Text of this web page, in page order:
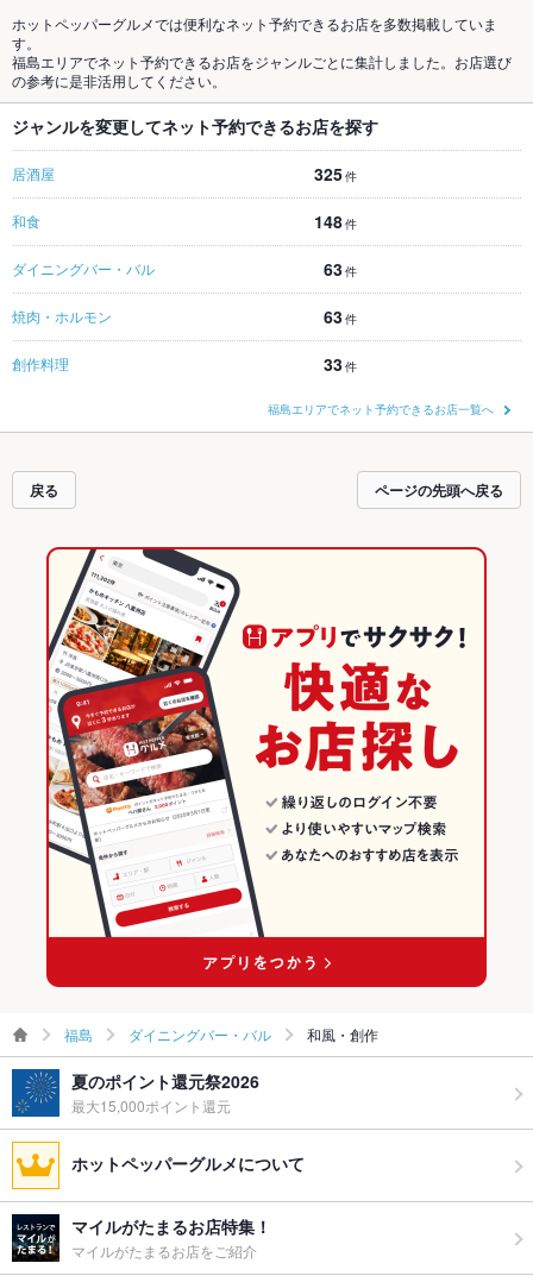
ホットペッパーグルメでは便利なネット予約できるお店を多数掲載していま
す。
福島エリアでネット予約できるお店をジャンルごとに集計しました。お店選び
の参考に是非活用してください。
ジャンルを変更してネット予約できるお店を探す
居酒屋 325件
和食 148件
ダイニングバー・バル 63件
焼肉・ホルモン 63件
創作料理 33件
福島エリアでネット予約できるお店一覧へ
戻る ページの先頭へ戻る
福島 ダイニングバー・バル 和風・創作
夏のポイント還元祭2026
最大15,000ポイント還元
ホットペッパーグルメについて
マイルがたまるお店特集！
マイルがたまるお店をご紹介